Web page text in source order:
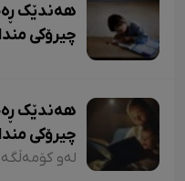
هەندێک
چیرۆکی
هەندێک
چیرۆکی